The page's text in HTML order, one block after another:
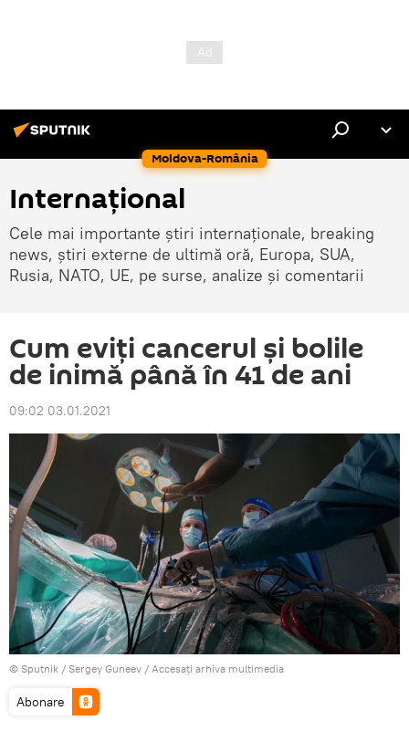
Moldova-România
Internaţional
Cele mai importante știri internaționale, breaking
news, știri externe de ultimă oră, Europa, SUA,
Rusia, NATO, UE, pe surse, analize și comentarii
Cum eviţi cancerul şi bolile
de inimă până în 41 de ani
09:02 03.01.2021
© Sputnik / Sergey Guneev / Accesați arhiva multimedia
Abonare